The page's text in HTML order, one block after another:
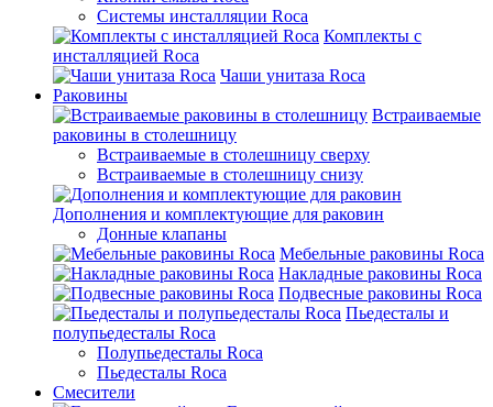
Системы инсталляции Roca
Комплекты с
инсталляцией Roca
Чаши унитаза Roca
Раковины
Встраиваемые
раковины в столешницу
Встраиваемые в столешницу сверху
Встраиваемые в столешницу снизу
Дополнения и комплектующие для раковин
Донные клапаны
Мебельные раковины Roca
Накладные раковины Roca
Подвесные раковины Roca
Пьедесталы и
полупьедесталы Roca
Полупьедесталы Roca
Пьедесталы Roca
Смесители